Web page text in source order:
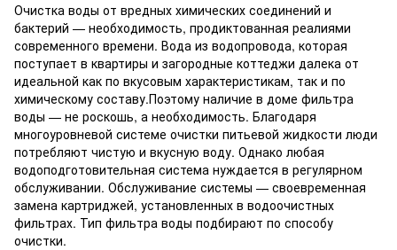
Очистка воды от вредных химических соединений и
бактерий — необходимость, продиктованная реалиями
современного времени. Вода из водопровода, которая
поступает в квартиры и загородные коттеджи далека от
идеальной как по вкусовым характеристикам, так и по
химическому составу.Поэтому наличие в доме фильтра
воды — не роскошь, а необходимость. Благодаря
многоуровневой системе очистки питьевой жидкости люди
потребляют чистую и вкусную воду. Однако любая
водоподготовительная система нуждается в регулярном
обслуживании. Обслуживание системы — своевременная
замена картриджей, установленных в водоочистных
фильтрах. Тип фильтра воды подбирают по способу
очистки.